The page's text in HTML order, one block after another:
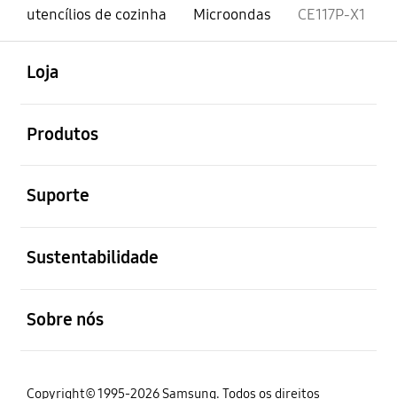
utencílios de cozinha
Microondas CE117P-X1
Loja
Produtos
Suporte
Sustentabilidade
Sobre nós
Copyright© 1995-2026 Samsung. Todos os direitos